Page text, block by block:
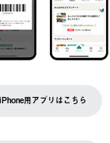
iPhone用アプリはこちら